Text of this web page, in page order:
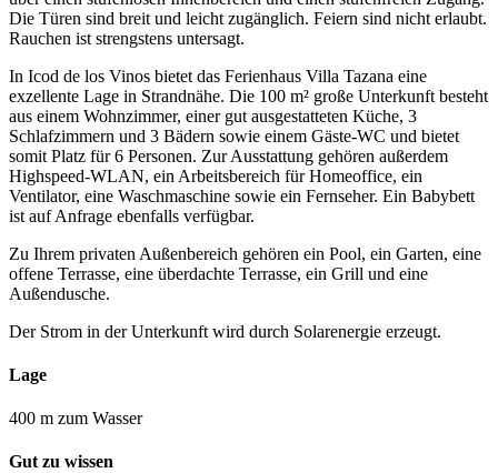
Die Türen sind breit und leicht zugänglich. Feiern sind nicht erlaubt.
Rauchen ist strengstens untersagt.
In Icod de los Vinos bietet das Ferienhaus Villa Tazana eine
exzellente Lage in Strandnähe. Die 100 m² große Unterkunft besteht
aus einem Wohnzimmer, einer gut ausgestatteten Küche, 3
Schlafzimmern und 3 Bädern sowie einem Gäste-WC und bietet
somit Platz für 6 Personen. Zur Ausstattung gehören außerdem
Highspeed-WLAN, ein Arbeitsbereich für Homeoffice, ein
Ventilator, eine Waschmaschine sowie ein Fernseher. Ein Babybett
ist auf Anfrage ebenfalls verfügbar.
Zu Ihrem privaten Außenbereich gehören ein Pool, ein Garten, eine
offene Terrasse, eine überdachte Terrasse, ein Grill und eine
Außendusche.
Der Strom in der Unterkunft wird durch Solarenergie erzeugt.
Lage
400 m zum Wasser
Gut zu wissen